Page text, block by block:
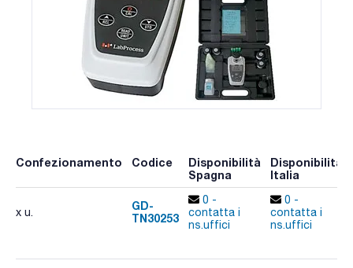
Confezionamento Codice
Disponibilità
Spagna
Disponibilità
Italia
x u.
GD-
TN30253
0 -
contatta i
ns.uffici
0 -
contatta i
ns.uffici